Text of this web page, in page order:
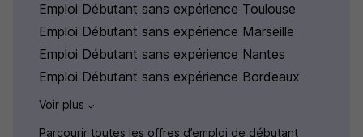
Emploi Débutant sans expérience Toulouse
Emploi Débutant sans expérience Marseille
Emploi Débutant sans expérience Nantes
Emploi Débutant sans expérience Bordeaux
Voir plus
Parcourir toutes les offres d’emploi de débutant